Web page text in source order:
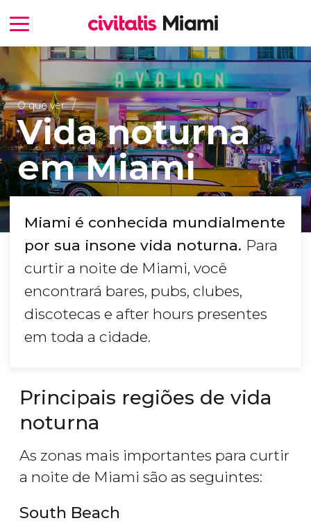
O que ver
Vida noturna
em Miami
Miami é conhecida mundialmente
por sua insone vida noturna. Para
curtir a noite de Miami, você
encontrará bares, pubs, clubes,
discotecas e after hours presentes
em toda a cidade.
Principais regiões de vida
noturna
As zonas mais importantes para curtir
a noite de Miami são as seguintes:
South Beach